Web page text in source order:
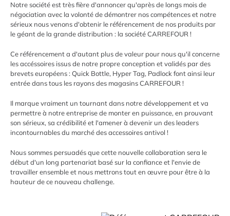
Notre société est très fière d'annoncer qu'après de longs mois de
négociation avec la volonté de démontrer nos compétences et notre
sérieux nous venons d'obtenir le référencement de nos produits par
le géant de la grande distribution : la société CARREFOUR !
Ce référencement a d'autant plus de valeur pour nous qu'il concerne
les accéssoires issus de notre propre conception et validés par des
brevets européens : Quick Bottle, Hyper Tag, Padlock font ainsi leur
entrée dans tous les rayons des magasins CARREFOUR !
Il marque vraiment un tournant dans notre développement et va
permettre à notre entreprise de monter en puissance, en prouvant
son sérieux, sa crédibilité et l'amener à devenir un des leaders
incontournables du marché des accessoires antivol !
Nous sommes persuadés que cette nouvelle collaboration sera le
début d'un long partenariat basé sur la confiance et l'envie de
travailler ensemble et nous mettrons tout en œuvre pour être à la
hauteur de ce nouveau challenge.